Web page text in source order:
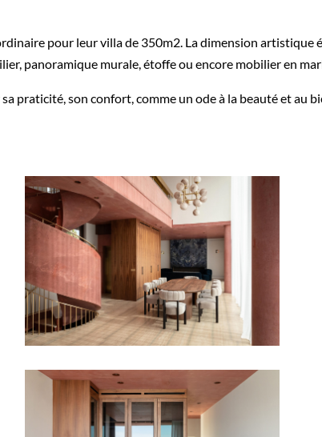
pour leur villa de 350m2. La dimension
panoramique murale, étoffe ou encore mobilier en
praticité, son confort, comme un ode à la beauté et au